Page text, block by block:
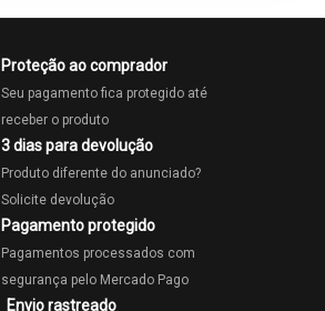
Proteção ao comprador
Seu pagamento fica protegido até
receber o produto
3 dias para devolução
Produto diferente do anunciado?
Solicite devolução
Pagamento protegido
Pagamentos processados com
segurança pelo Mercado Pago
Envio rastreado